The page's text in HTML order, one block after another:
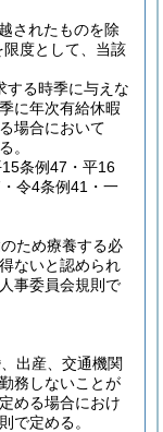
されたものを除
度として、当該
する時季に与えな
に年次有給休暇
場合において
。
条例47・平16
令4条例41・一
ため療養する必
ないと認められ
事委員会規則で
出産、交通機関
務しないことが
める場合におけ
で定める。